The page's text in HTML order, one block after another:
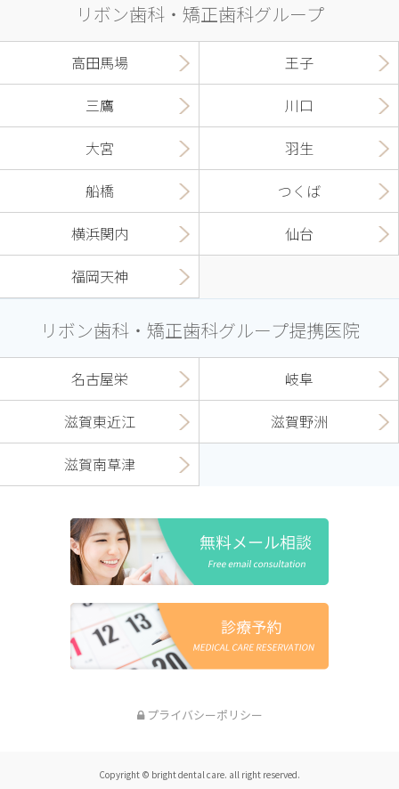
リボン歯科・矯正歯科グループ
高田馬場
王子
三鷹
川口
大宮
羽生
船橋
つくば
横浜関内
仙台
福岡天神
リボン歯科・矯正歯科グループ提携医院
名古屋栄
岐阜
滋賀東近江
滋賀野洲
滋賀南草津
プライバシーポリシー
Copyright © bright dental care. all right reserved.